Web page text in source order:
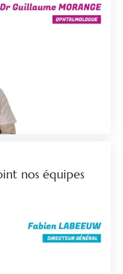
nos équipes